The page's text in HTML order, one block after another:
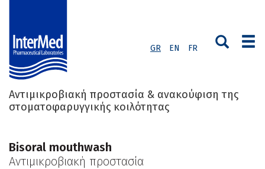
GR EN FR
Αντιμικροβιακή προστασία & ανακούφιση της
στοματοφαρυγγικής κοιλότητας
Bisoral mouthwash
Αντιμικροβιακή προστασία